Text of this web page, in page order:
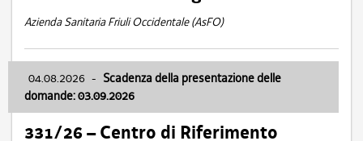
Azienda Sanitaria Friuli Occidentale (AsFO)
04.08.2026 - Scadenza della presentazione delle
domande: 03.09.2026
331/26 – Centro di Riferimento